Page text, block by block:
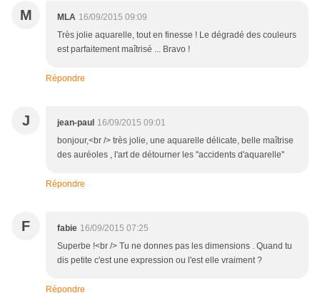
M MLA 16/09/2015 09:09
Très jolie aquarelle, tout en finesse ! Le dégradé des couleurs
est parfaitement maîtrisé ... Bravo !
Répondre
J jean-paul 16/09/2015 09:01
bonjour,<br /> très jolie, une aquarelle délicate, belle maîtrise
des auréoles , l'art de détourner les "accidents d'aquarelle"
Répondre
F fabie 16/09/2015 07:25
Superbe !<br /> Tu ne donnes pas les dimensions . Quand tu
dis petite c'est une expression ou l'est elle vraiment ?
Répondre